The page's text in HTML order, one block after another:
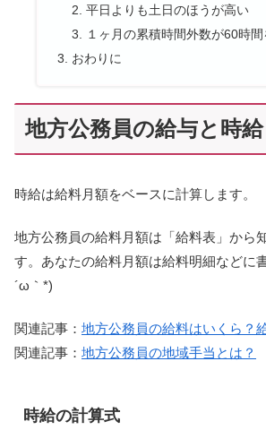
平日よりも土日のほうが高い
１ヶ月の累積時間外数が60時
おわりに
地方公務員の給与と時給
時給は給料月額をベースに計算します。
地方公務員の給料月額は「給料表」から
す。あなたの給料月額は給料明細などに
´ω｀*)
関連記事： 地方公務員の給料はいくら？
関連記事： 地方公務員の地域手当とは？
時給の計算式